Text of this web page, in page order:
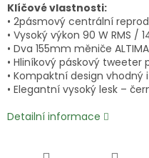
Klíčové vlastnosti:
• 2pásmový centrální
• Vysoký výkon 90 W RMS /
• Dva 155mm měniče
• Hliníkový páskový tweeter
• Kompaktní design
• Elegantní vysoký lesk –
Detailní informace